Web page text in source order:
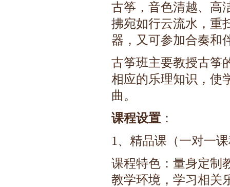
古筝，音色清越、高
拂宛如行云流水，重
器，又可参加合奏和
古筝班主要教授古筝
相应的乐理知识，使
曲。
课程设置 ：
1、精品课（一对一
课程特色：量身定制
教学环境，学习相关